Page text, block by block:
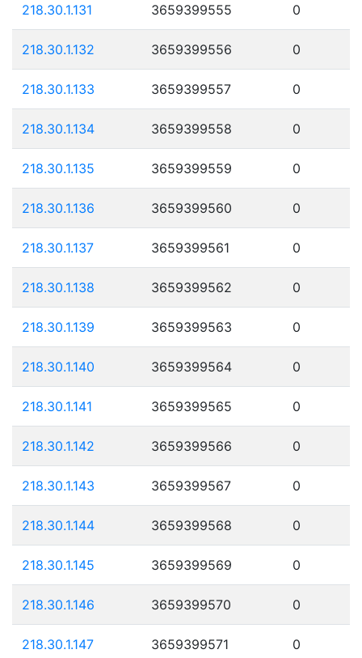
218.30.1.131 3659399555 0
218.30.1.132 3659399556 0
218.30.1.133 3659399557 0
218.30.1.134 3659399558 0
218.30.1.135 3659399559 0
218.30.1.136 3659399560 0
218.30.1.137 3659399561 0
218.30.1.138 3659399562 0
218.30.1.139 3659399563 0
218.30.1.140 3659399564 0
218.30.1.141 3659399565 0
218.30.1.142 3659399566 0
218.30.1.143 3659399567 0
218.30.1.144 3659399568 0
218.30.1.145 3659399569 0
218.30.1.146 3659399570 0
218.30.1.147 3659399571 0